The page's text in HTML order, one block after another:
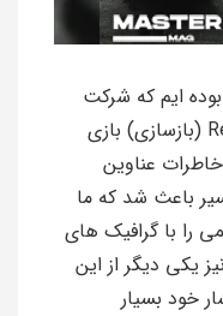
ایم که شرکت
های بازی سازی به ساخت Remake (بازسازی) بازی
عناوین
باعث شد که ما
را با گرافیک های
امروزی تجربه کنیم. Silent Hill 2 نیز یکی دیگر از این
خود بسیار